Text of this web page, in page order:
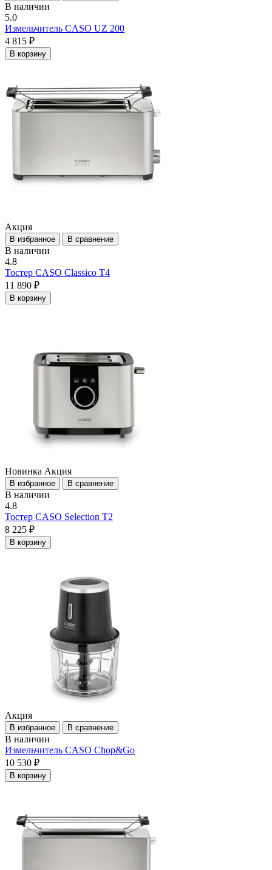
В наличии
5.0
Измельчитель CASO UZ 200
4 815 ₽
В корзину
Акция
В избранное В сравнение
В наличии
4.8
Тостер CASO Classico T4
11 890 ₽
В корзину
Новинка Акция
В избранное В сравнение
В наличии
4.8
Тостер CASO Selection T2
8 225 ₽
В корзину
Акция
В избранное В сравнение
В наличии
Измельчитель CASO Chop&Go
10 530 ₽
В корзину